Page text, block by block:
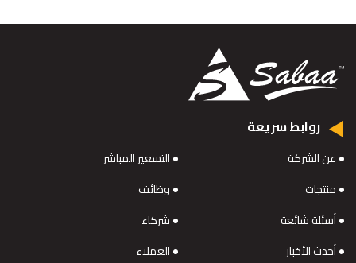
روابط سريعة
عن الشركة
التسعير المباشر
منتجات
وظائف
أسئلة شائعة
شركاء
أحدث الأخبار
العملاء